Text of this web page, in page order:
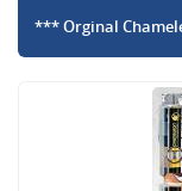
*** Orginal